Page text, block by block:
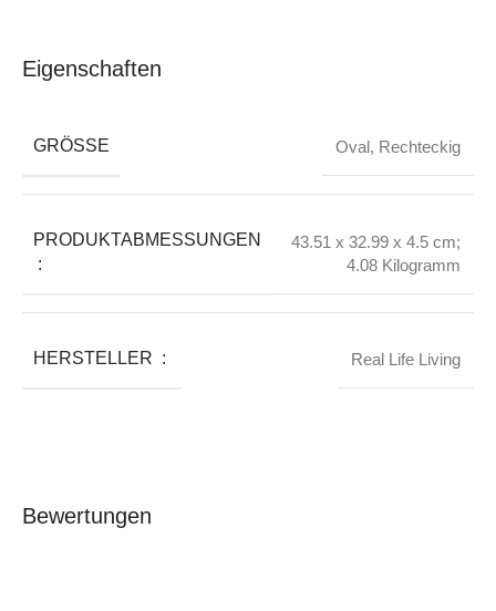
Eigenschaften
GRÖSSE Oval, Rechteckig
PRODUKTABMESSUNGEN
‏ : ‎
43.51 x 32.99 x 4.5 cm;
4.08 Kilogramm
HERSTELLER ‏ : ‎ Real Life Living
Bewertungen